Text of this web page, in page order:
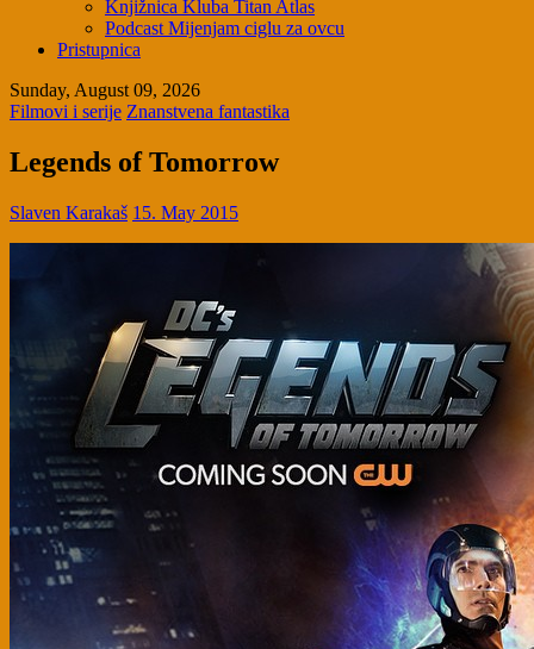
Knjižnica Kluba Titan Atlas
Podcast Mijenjam ciglu za ovcu
Pristupnica
Sunday, August 09, 2026
Filmovi i serije Znanstvena fantastika
Legends of Tomorrow
Slaven Karakaš 15. May 2015